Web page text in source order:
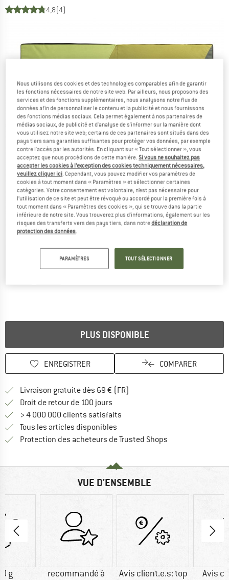
4,8(4)
Photos détaillées
PLUS DISPONIBLE
ENREGISTRER COMPARER
Livraison gratuite dès 69 € (FR)
Droit de retour de 100 jours
> 4 000 000 clients satisfaits
Tous les articles disponibles
Protection des acheteurs de Trusted Shops
VUE D'ENSEMBLE
g
recommandé à
Avis client.e.s: top
Avis
Nous utilisons des cookies et des technologies comparables afin de garantir
les fonctions nécessaires de notre site web. Par ailleurs, nous proposons des
services et des fonctions supplémentaires, nous analysons notre flux de
données afin de personnaliser le contenu et la publicité et nous fournissons
des fonctions médias sociaux. Cela permet également à nos partenaires de
médias sociaux, de publicité et d'analyse de s'informer sur la manière dont
vous utilisez notre site web; certains de ces partenaires sont situés dans des
pays tiers sans garanties suffisantes pour protéger vos données, par exemple
contre l'accès par les autorités. En cliquant sur « Tout sélectionner », vous
acceptez que nous procédions de cette manière.Si vous ne souhaitez pas
accepter les cookies à l’exception des cookies techniquement nécessaires,
veuillez cliquer ici. Cependant, vous pouvez modifier vos paramètres de
cookies à tout moment dans « Paramètres » et sélectionner certaines
catégories. Votre consentement est volontaire, n’est pas nécessaire pour
l’utilisation de ce site et peut être révoqué ou accordé pour la première fois à
tout moment dans « Paramètres des cookies », qui se trouve dans la partie
inférieure de notre site. Vous trouverez plus d'informations, également sur les
risques des transferts vers des pays tiers, dans notredéclaration de
protection des données.
PARAMÈTRES TOUT SÉLECTIONNER